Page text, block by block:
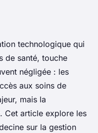
de la
gestion
patients
technologique qui
de santé, touche
négligée : les
aux soins de
mais la
Cet article explore les
sur la gestion